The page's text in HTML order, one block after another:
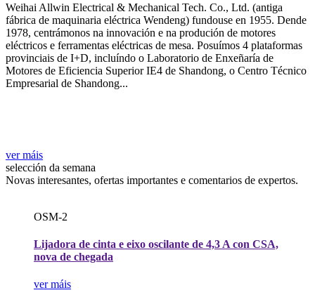
Weihai Allwin Electrical & Mechanical Tech. Co., Ltd. (antiga
fábrica de maquinaria eléctrica Wendeng) fundouse en 1955. Dende
1978, centrámonos na innovación e na produción de motores
eléctricos e ferramentas eléctricas de mesa. Posuímos 4 plataformas
provinciais de I+D, incluíndo o Laboratorio de Enxeñaría de
Motores de Eficiencia Superior IE4 de Shandong, o Centro Técnico
Empresarial de Shandong...
ver máis
selección da semana
Novas interesantes, ofertas importantes e comentarios de expertos.
OSM-2
Lijadora de cinta e eixo oscilante de 4,3 A con CSA,
nova de chegada
ver máis